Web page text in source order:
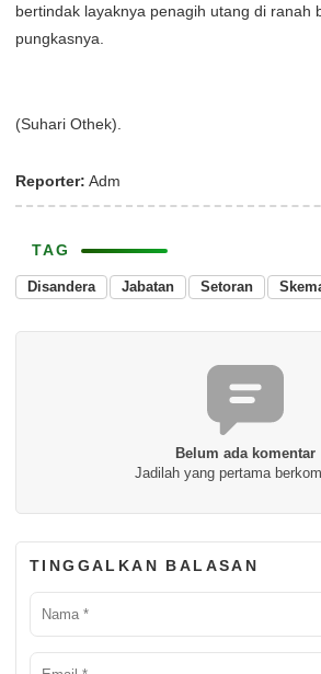
bertindak layaknya penagih utang di ranah
pungkasnya.
(Suhari Othek).
Reporter: Adm
TAG
Disandera Jabatan Setoran
Belum ada komentar
Jadilah yang pertama
TINGGALKAN BALASAN